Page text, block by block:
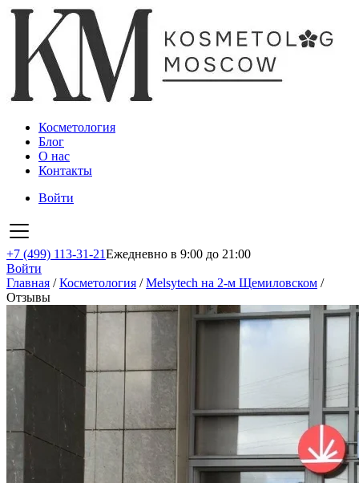
Косметология
Блог
О нас
Контакты
Войти
+7 (499) 113-31-21Ежедневно в 9:00 до 21:00
Войти
Главная /Косметология /Melsytech на 2-м Щемиловском /
Отзывы